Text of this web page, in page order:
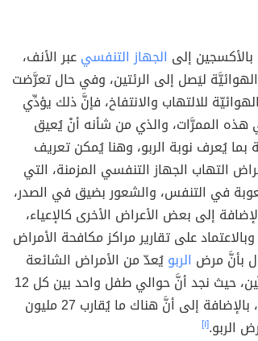
إلى الجهاز التنفسيعبر الأنف،
ليَصل إلى الرئتين، وفي حال تعرَّضت
للالتهاب والانتفاخ، فإنَّ ذلك يؤدِّي
هذه الممرَّات، والذي من شأنه أنْ يُعيق
بما يُعرف نوبة الربو، وهنا يُمكن تعريف
التهاب الجهاز التنفسي المزمنة، التي
في التنفس، والشعور بضيق في الصدر،
إلى بعض الأعراض الأخرى كالإعياء،
وبالاعتماد على تقارير مراكز مكافحة الأمراض
بأنَّ مرض الربويُعدّ من الأمراض الشائعة
بين الأطفال الأمريكيِّين، حيث نجد أنَّ حوالي طفل واحد بين كل 12
طفل يُعاني من الربو، بالإضافة إلى أنَّ هناك ما يُقارب 27 مليون
الربو.[١]